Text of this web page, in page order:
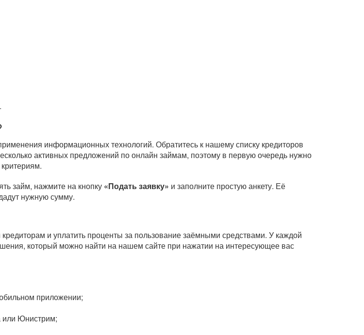
информационных технологий. Обратитесь к нашему списку кредиторов
активных предложений по онлайн займам, поэтому в первую очередь нужно
займ, нажмите на кнопку «Подать заявку» и заполните простую анкету. Её
нужную сумму.
и уплатить проценты за пользование заёмными средствами. У каждой
который можно найти на нашем сайте при нажатии на интересующее вас
приложении;
или Юнистрим;